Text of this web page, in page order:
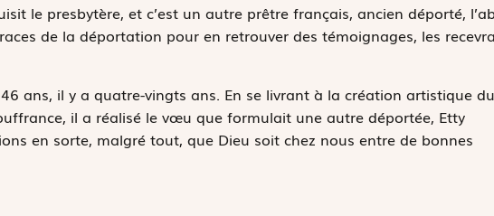
le presbytère, et c’est un autre prêtre français, ancien déporté,
de la déportation pour en retrouver des témoignages, les
ans, il y a quatre-vingts ans. En se livrant à la création artistique du
il a réalisé le vœu que formulait une autre déportée, Etty
en sorte, malgré tout, que Dieu soit chez nous entre de bonnes